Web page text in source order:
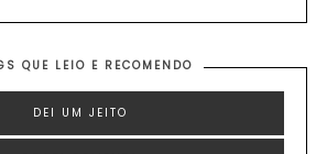
QUE LEIO E RECOMENDO
DEI UM JEITO